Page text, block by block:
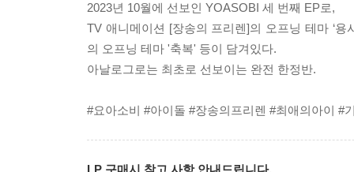
2023년 10월에 선보인 YOASOBI 세 번째 EP로,
TV 애니메이션 [장송의 프리렌]의 오프닝 테마 ‘용
의 오프닝 테마 '축복' 등이 담겨있다.
아날로그로는 최초로 선보이는 완전 한정반.
#요아소비 #아이돌 #장송의프리렌 #최애의아이 #
LP 구매시 참고 사항 안내드립니다.